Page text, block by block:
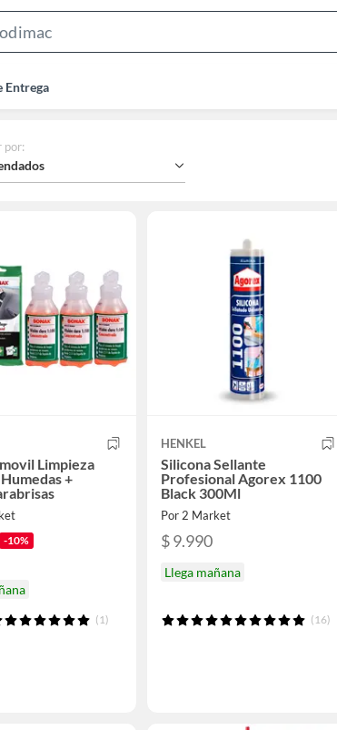
Bar
Entrega
por:
Limpieza
+
-10%
(1)
HENKEL
Silicona Sellante
Profesional Agorex 1100
Black 300Ml
Por 2 Market
$ 9.990
Llega mañana
(16)